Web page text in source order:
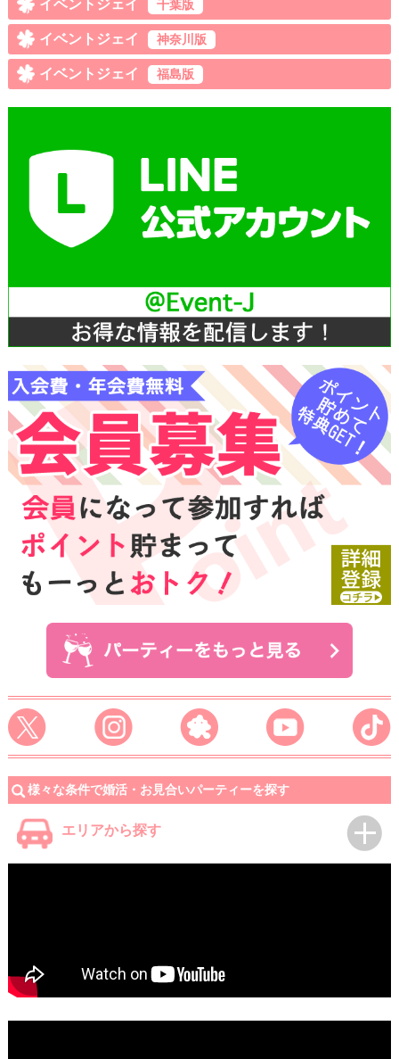
イベントジェイ 千葉版
イベントジェイ 神奈川版
イベントジェイ 福島版
様々な条件で婚活・お見合いパーティーを探す
エリアから探す